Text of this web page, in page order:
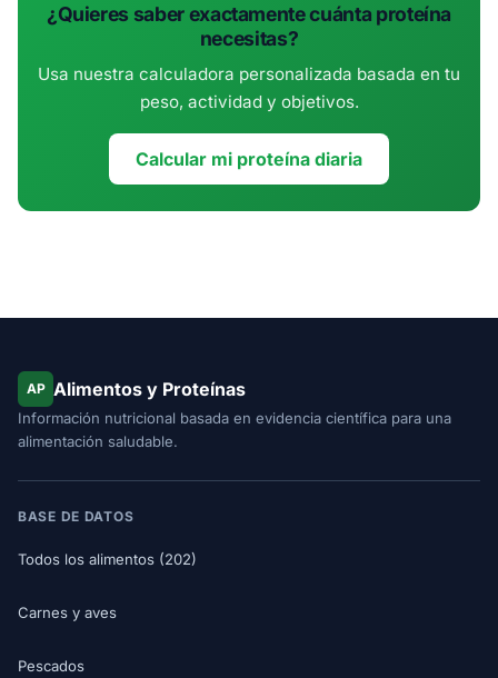
¿Quieres saber exactamente cuánta proteína
necesitas?
Usa nuestra calculadora personalizada basada en tu
peso, actividad y objetivos.
Calcular mi proteína diaria
AP Alimentos y Proteínas
Información nutricional basada en evidencia científica para una
alimentación saludable.
BASE DE DATOS
Todos los alimentos (202)
Carnes y aves
Pescados